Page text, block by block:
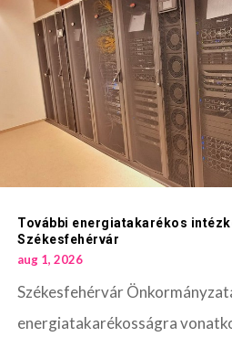
További energiatakarékos
Székesfehérvár
aug 1, 2026
Székesfehérvár
energiatakarékosságra